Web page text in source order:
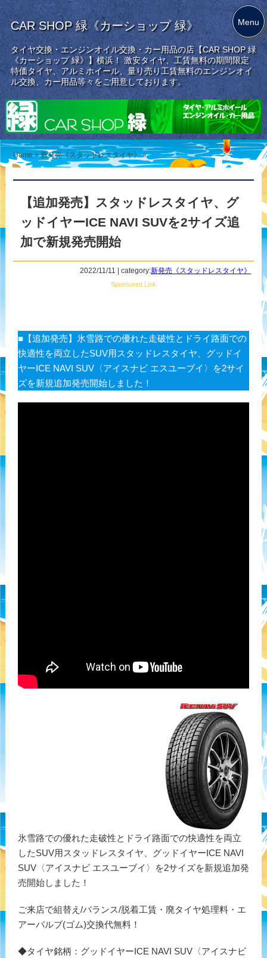
CAR SHOP 緑《カーショップ 緑》
タイヤ交換・エンジンオイル交換・カー用品の店【CAR SHOP 緑
《カーショップ 緑》】横浜！ 激安タイヤ、工賃無料の期間限定
特価タイヤ、アルミホイール、量り売り工賃無料のエンジンオイ
ル交換、カー用品等々をご用意しております。
Home »新発売《スタッドレスタイヤ》 »
【追加発売】スタッドレスタイヤ、グ
ッドイヤーICE NAVI SUVを2サイズ追
加で新規発売開始
2022/11/11 | category:新発売《スタッドレスタイヤ》
Sponsored Link
■【追加発売】氷雪路での優れた走破性とドライ路面での
快適性を両立したSUV用スタッドレスタイヤ、グッドイ
ヤーICE NAVI SUV〈アイスナビ エスユーブイ〉を2サイ
ズを新規追加発売開始しました！
氷雪路での優れた走破性とドライ路面での快適性を両立
したSUV用スタッドレスタイヤ、グッドイヤーICE NAVI
SUV〈アイスナビ エスユーブイ〉を2サイズを新規追加発
売開始しました！
ご来店で組替え/バランス/脱着工賃・廃タイヤ処理料・エ
アーバルブ(ゴム)交換代無料！
◆タイヤ銘柄：グッドイヤーICE NAVI SUV〈アイスナビ
Menu